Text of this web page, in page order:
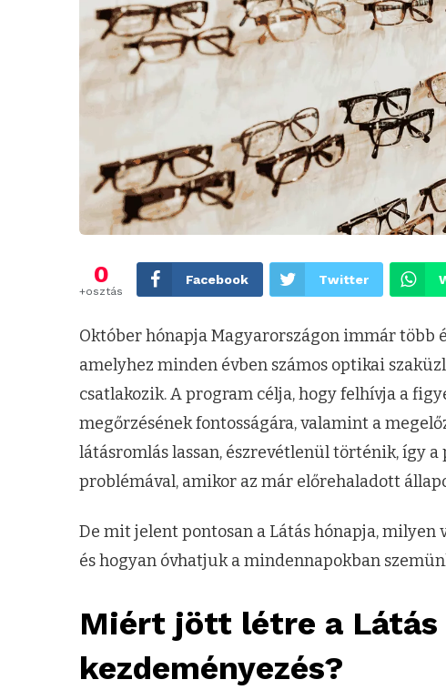
0
+osztás
Facebook Twitter
Október hónapja Magyarországon immár több
amelyhez minden évben számos optikai
csatlakozik. A program célja, hogy felhívja a
megőrzésének fontosságára, valamint a
látásromlás lassan, észrevétlenül történik, így a
problémával, amikor az már előrehaladott
De mit jelent pontosan a Látás hónapja,
és hogyan óvhatjuk a mindennapokban
Miért jött létre a Látás
kezdeményezés?